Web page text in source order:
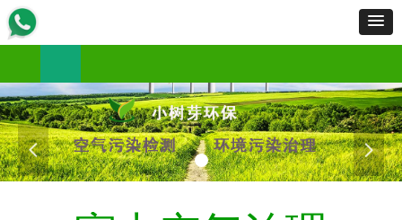
首页 服务范围服务流程工程案例产品展示新闻资讯资质荣誉招商加盟关于我们
联
넳 넲